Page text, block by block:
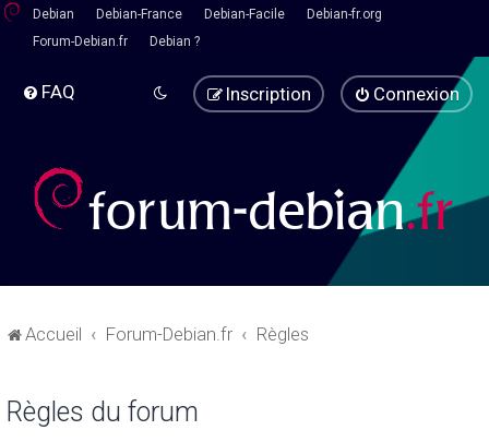
Debian Debian-France Debian-Facile
Debian-fr.org
Forum-Debian.fr
Debian ?
FAQ Connexion
Inscription
Accueil Forum-Debian.fr Règles
Règles du forum